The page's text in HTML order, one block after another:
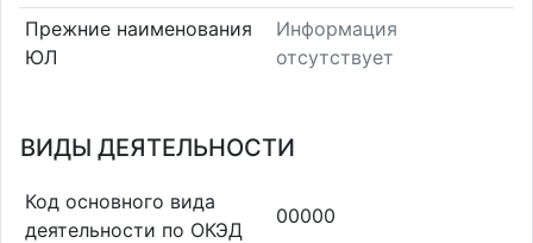
Прежние наименования
ЮЛ
Информация
отсутствует
ВИДЫ ДЕЯТЕЛЬНОСТИ
Код основного вида
деятельности по ОКЭД
00000